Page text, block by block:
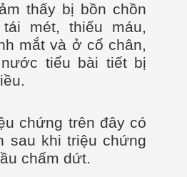
thấy bị bồn chồn
mét, thiếu máu,
mắt và ở cổ chân,
tiểu bài tiết bị
chứng trên đây có
sau khi triệu chứng
chấm dứt.